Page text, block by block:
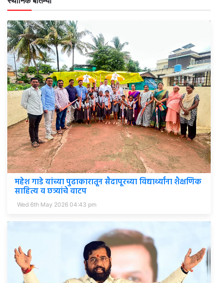
महेश गाडे यांच्या पुढाकारातून सैदापूरच्या विद्यार्थ्यांना शैक्षणिक
साहित्य व छत्र्यांचे वाटप
Wed 6th May 2026 04:43 pm